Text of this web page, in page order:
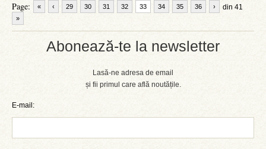
Abonează-te la newsletter
Lasă-ne adresa de email
și fii primul care află noutățile.
E-mail:
Page: « ‹ 29 30 31 32 33 34 35 36 din 41
›
»